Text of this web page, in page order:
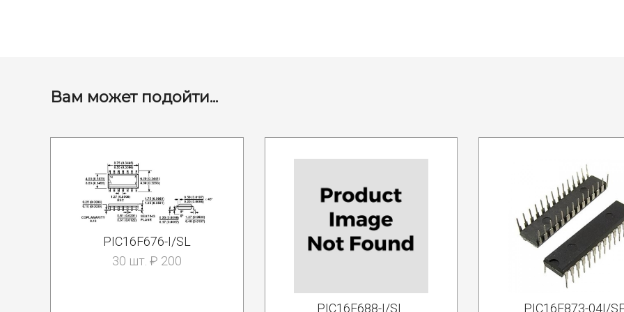
Вам может подойти...
PIC16F676-I/SL
30 шт. ₽ 200
PIC16F688-I/SL PIC16F873-04I/